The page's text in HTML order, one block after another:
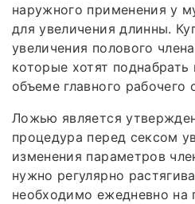
наружного применения у
для увеличения длинны.
увеличения полового
которые хотят
объеме главного рабочего
Ложью является
процедура перед сексом
изменения параметров
нужно регулярно
необходимо ежедневно на